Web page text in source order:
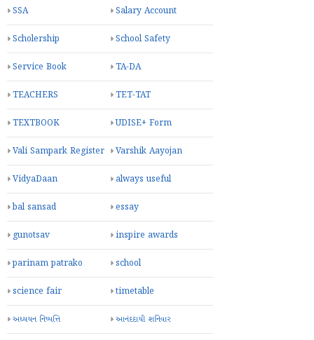
SSA Salary Account
Scholership School Safety
Service Book TA-DA
TEACHERS TET-TAT
TEXTBOOK UDISE+ Form
Vali Sampark Register Varshik Aayojan
VidyaDaan always useful
bal sansad essay
gunotsav inspire awards
parinam patrako school
science fair timetable
અધ્યયન નિષ્પત્તિ આનંદદાયી શનિવાર